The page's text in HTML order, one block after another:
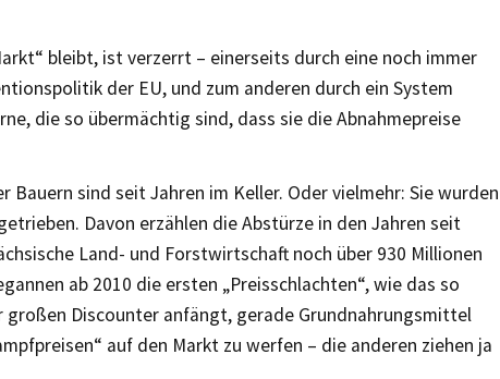
bleibt, ist verzerrt – einerseits durch eine noch immer
der EU, und zum anderen durch ein System
die so übermächtig sind, dass sie die Abnahmepreise
Bauern sind seit Jahren im Keller. Oder vielmehr: Sie wurden
Davon erzählen die Abstürze in den Jahren seit
Land- und Forstwirtschaft noch über 930 Millionen
ab 2010 die ersten „Preisschlachten“, wie das so
großen Discounter anfängt, gerade Grundnahrungsmittel
auf den Markt zu werfen – die anderen ziehen ja